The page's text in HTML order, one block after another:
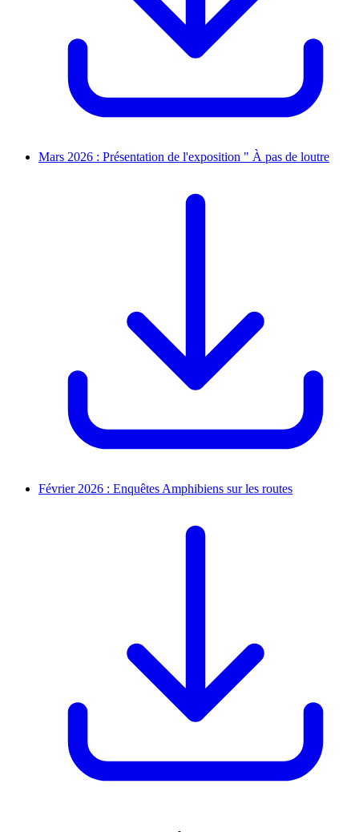
Mars 2026 : Présentation de l'exposition " À pas de loutre
Février 2026 : Enquêtes Amphibiens sur les routes